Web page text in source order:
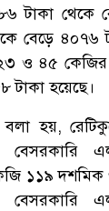
টাকা থেকে
বেড়ে
ও ৪৫
টাকা হয়েছে।
হয়,
১১৯ দশমিক